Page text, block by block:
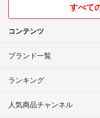
すべて
コンテンツ
ブランド一覧
ランキング
人気商品チャンネル